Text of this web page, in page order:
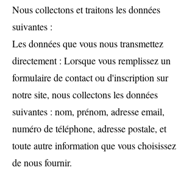
Nous collectons et traitons les données
suivantes :
Les données que vous nous transmettez
directement : Lorsque vous remplissez un
formulaire de contact ou d'inscription sur
notre site, nous collectons les données
suivantes : nom, prénom, adresse email,
numéro de téléphone, adresse postale, et
toute autre information que vous choisissez
de nous fournir.